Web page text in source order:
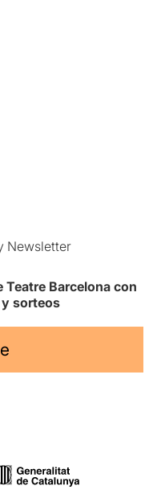
Newsletter
Barcelona con
sorteos